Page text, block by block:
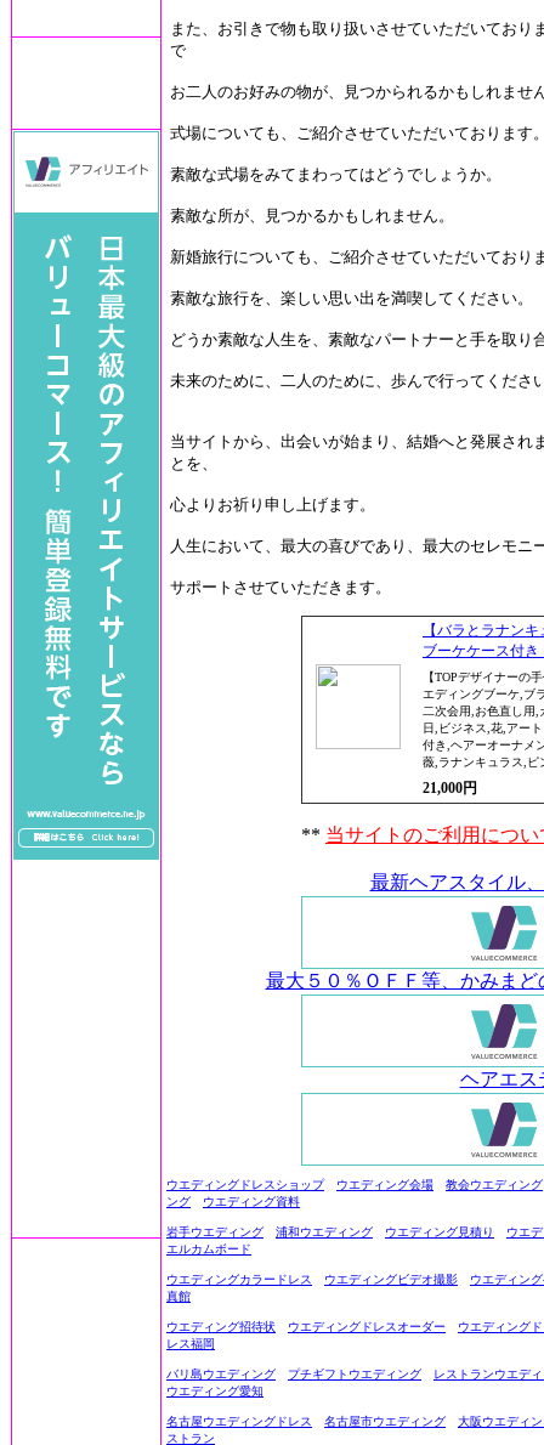
また、お引きで物も取り扱いさせていただいており
で
お二人のお好みの物が、見つかられるかもしれませ
式場についても、ご紹介させていただいております
素敵な式場をみてまわってはどうでしょうか。
素敵な所が、見つかるかもしれません。
新婚旅行についても、ご紹介させていただいており
素敵な旅行を、楽しい思い出を満喫してください。
どうか素敵な人生を、素敵なパートナーと手を取り
未来のために、二人のために、歩んで行ってくださ
当サイトから、出会いが始まり、結婚へと発展され
とを、
心よりお祈り申し上げます。
人生において、最大の喜びであり、最大のセレモニ
サポートさせていただきます。
【バラとラナン
ブーケケース付き
【TOPデザイナーの
エディングブーケ,ブ
二次会用,お色直し用
日,ビジネス,花,アー
付き,ヘアーオーナメ
薇,ラナンキュラス,ピ
21,000円
** 当サイトのご利用につ
最新ヘアスタイル
最大５０％ＯＦＦ等、かみま
ヘアエス
ウエディングドレスショップ ウエディング会場
教会ウエディング
ング
ウエディング資料
岩手ウエディング 浦和ウエディング ウエディング見積り
ウエ
エルカムボード
ウエディングカラードレス ウエディングビデオ撮影
ウエディン
真館
ウエディング招待状 ウエディングドレスオーダー
ウエディング
レス福岡
バリ島ウエディング プチギフトウエディング
レストランウエデ
ウエディング愛知
名古屋ウエディングドレス 名古屋市ウエディング
大阪ウエディ
ストラン